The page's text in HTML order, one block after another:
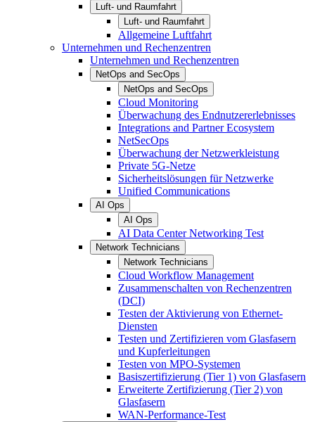
Luft- und Raumfahrt
Luft- und Raumfahrt
Allgemeine Luftfahrt
Unternehmen und Rechenzentren
Unternehmen und Rechenzentren
NetOps and SecOps
NetOps and SecOps
Cloud Monitoring
Überwachung des Endnutzererlebnisses
Integrations and Partner Ecosystem
NetSecOps
Überwachung der Netzwerkleistung
Private 5G-Netze
Sicherheitslösungen für Netzwerke
Unified Communications
AI Ops
AI Ops
AI Data Center Networking Test
Network Technicians
Network Technicians
Cloud Workflow Management
Zusammenschalten von Rechenzentren
(DCI)
Testen der Aktivierung von Ethernet-
Diensten
Testen und Zertifizieren vom Glasfasern
und Kupferleitungen
Testen von MPO-Systemen
Basiszertifizierung (Tier 1) von Glasfasern
Erweiterte Zertifizierung (Tier 2) von
Glasfasern
WAN-Performance-Test